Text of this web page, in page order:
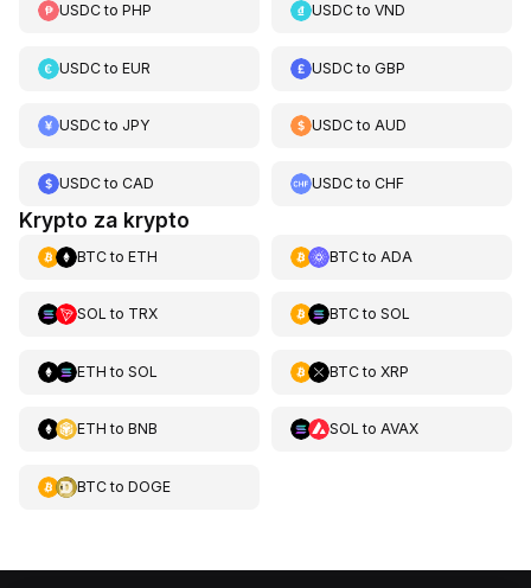
USDCto PHP USDCtoVND
USDCto EUR USDCtoGBP
USDCto JPY USDCtoAUD
USDCto CAD USDCtoCHF
Krypto za krypto
BTCto ETH BTCto ADA
SOL to TRX BTCto SOL
ETH to SOL BTCto XRP
ETH to BNB SOL to AVAX
BTCto DOGE